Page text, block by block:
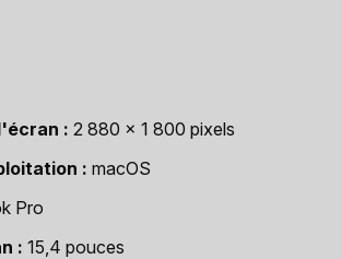
2 880 x 1 800 pixels
macOS
Pro
15,4 pouces